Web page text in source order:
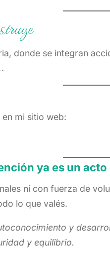
donde se integran
en mi sitio web:
ya es un
ni con fuerza de
lo que valés.
y
y equilibrio.